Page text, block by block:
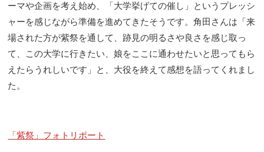
ーマや企画を考え始め、「大学挙げての催し」というプレッシ
ャーを感じながら準備を進めてきたそうです。角田さんは「来
場された方が紫祭を通して、跡見の明るさや良さを感じ取っ
て、この大学に行きたい、娘をここに通わせたいと思ってもら
えたらうれしいです」と、大役を終えて感想を語ってくれまし
た。
「紫祭」フォトリポート